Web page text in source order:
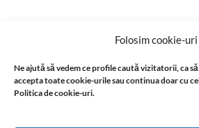
Folosim cookie-uri
Ne ajută să vedem ce profile caută vizitatorii, ca
accepta toate cookie-urile sau continua doar cu
Politica de cookie-uri.